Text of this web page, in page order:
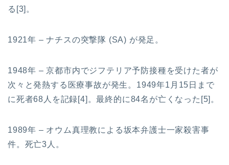
る[3]。
1921年 – ナチスの突撃隊 (SA) が発足。
1948年 – 京都市内でジフテリア予防接種を受けた者が
次々と発熱する医療事故が発生。1949年1月15日まで
に死者68人を記録[4]。最終的に84名が亡くなった[5]。
1989年 – オウム真理教による坂本弁護士一家殺害事
件。死亡3人。